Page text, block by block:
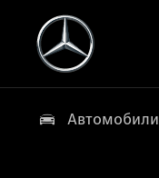
Автомобили